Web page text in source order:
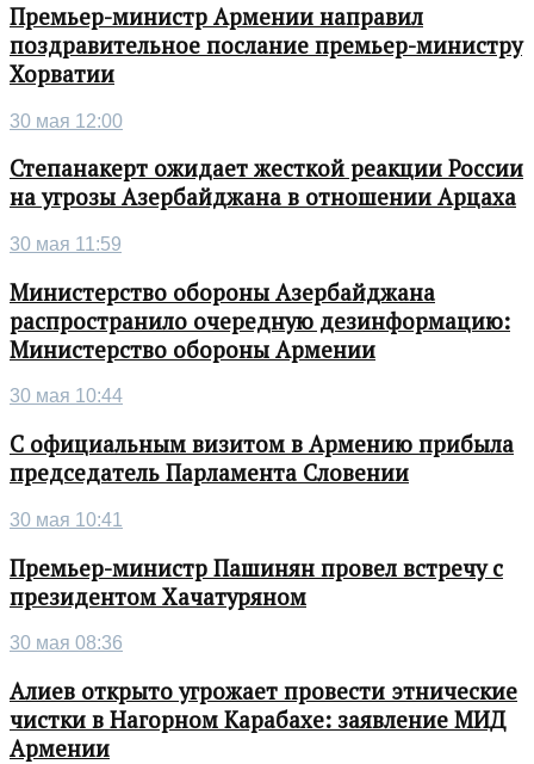
Премьер-министр Армении направил
поздравительное послание премьер-министру
Хорватии
30 мая 12:00
Степанакерт ожидает жесткой реакции России
на угрозы Азербайджана в отношении Арцаха
30 мая 11:59
Министерство обороны Азербайджана
распространило очередную дезинформацию:
Министерство обороны Армении
30 мая 10:44
С официальным визитом в Армению прибыла
председатель Парламента Словении
30 мая 10:41
Премьер-министр Пашинян провел встречу с
президентом Хачатуряном
30 мая 08:36
Алиев открыто угрожает провести этнические
чистки в Нагорном Карабахе: заявление МИД
Армении